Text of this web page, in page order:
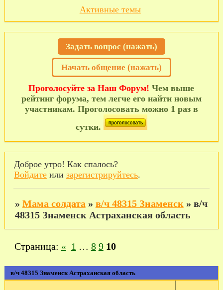
Активные темы
Задать вопрос (нажать)
Начать общение (нажать)
Проголосуйте за Наш Форум! Чем выше
рейтинг форума, тем легче его найти новым
участникам. Проголосовать можно 1 раз в
сутки.
Доброе утро! Как спалось?
Войдитеили зарегистрируйтесь.
» Мама солдата » в/ч 48315 Знаменск » в/ч
48315 Знаменск Астраханская область
в/ч 48315 Знаменск Астраханская область
Страница: « 1 … 8 9 10